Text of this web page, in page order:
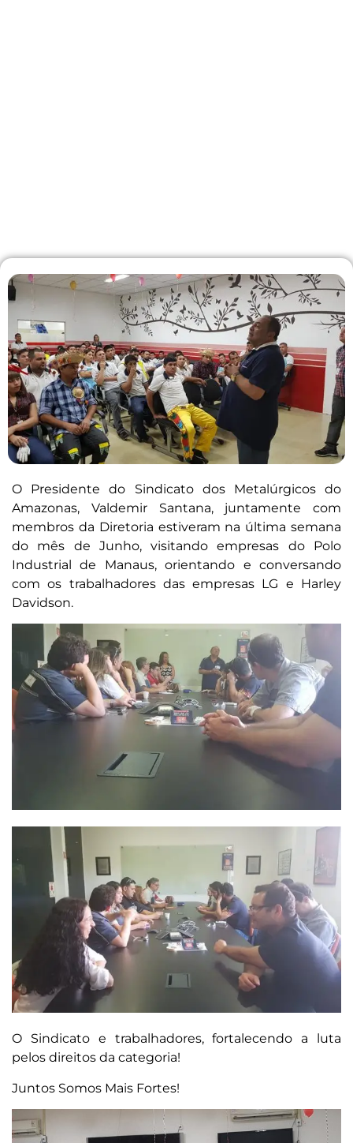
O Presidente do Sindicato dos Metalúrgicos do
Amazonas, Valdemir Santana, juntamente com
membros da Diretoria estiveram na última semana
do mês de Junho, visitando empresas do Polo
Industrial de Manaus, orientando e conversando
com os trabalhadores das empresas LG e Harley
Davidson.
O Sindicato e trabalhadores, fortalecendo a luta
pelos direitos da categoria!
Juntos Somos Mais Fortes!